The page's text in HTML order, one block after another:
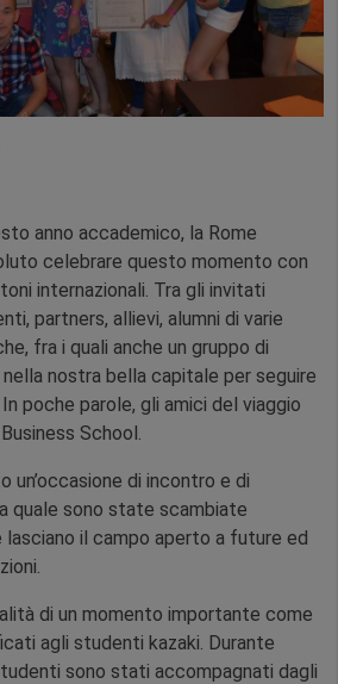
anno accademico, la Rome
celebrare questo momento con
internazionali. Tra gli invitati
partners, allievi, alumni di varie
fra i quali anche un gruppo di
nostra bella capitale per seguire
poche parole, gli amici del viaggio
School.
di incontro e di
quale sono state scambiate
lasciano il campo aperto a future ed
di un momento importante come
agli studenti kazaki. Durante
sono stati accompagnati dagli